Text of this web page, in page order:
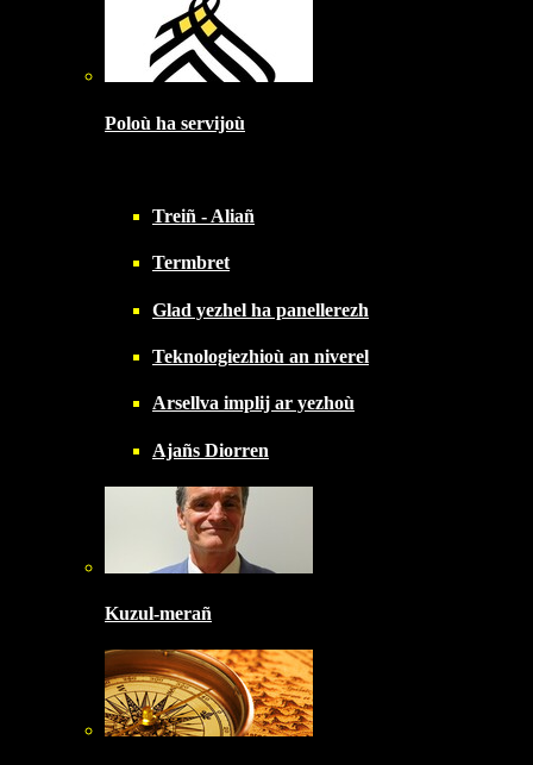
Poloù ha servijoù
Treiñ - Aliañ
Termbret
Glad yezhel ha panellerezh
Teknologiezhioù an niverel
Arsellva implij ar yezhoù
Ajañs Diorren
Kuzul-merañ